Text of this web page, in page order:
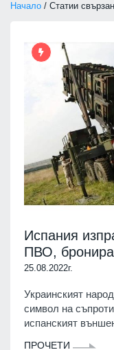
Начало / Статии
Испания
ПВО,
25.08.2022г.
Украинският
символ на
испанският
ПРОЧЕТИ